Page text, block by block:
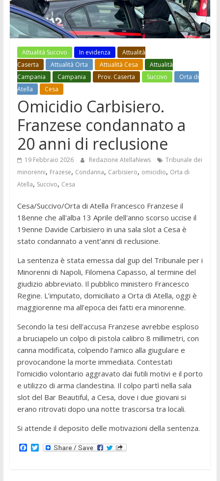
Attualità Succivo In evidenza
Attualità
Caserta
Attualità Orta Attualità Cesa
Attualità
Campania
Campania Prov. Caserta Succivo
Orta di
Atella
Cesa
Omicidio Carbisiero.
Franzese condannato a
20 anni di reclusione
19 Febbraio 2026 Redazione AtellaNews
Tribunale dei
minorenni, Frazese, Condanna, Carbisiero, omicidio, Orta di
Atella, Succivo, Cesa
Cesa/Succivo/Orta di Atella Francesco Franzese il
18enne che all'alba 13 Aprile dell'anno scorso uccise il
19enne Davide Carbisiero in una sala slot a Cesa è
stato condannato a vent’anni di reclusione.
La sentenza è stata emessa dal gup del Tribunale per i
Minorenni di Napoli, Filomena Capasso, al termine del
giudizio abbreviato. Il pubblico ministero Francesco
Regine. L’imputato, domiciliato a Orta di Atella, oggi è
maggiorenne ma all’epoca dei fatti era minorenne.
Secondo la tesi dell'accusa Franzese avrebbe esploso
a bruciapelo un colpo di pistola calibro 8 millimetri, con
canna modificata, colpendo l’amico alla giugulare e
provocandone la morte immediata. Contestati
l’omicidio volontario aggravato dai futili motivi e il porto
e utilizzo di arma clandestina. Il colpo partì nella sala
slot del Bar Beautiful, a Cesa, dove i due giovani si
erano ritrovati dopo una notte trascorsa tra locali.
Si attende il deposito delle motivazioni della sentenza.
F T